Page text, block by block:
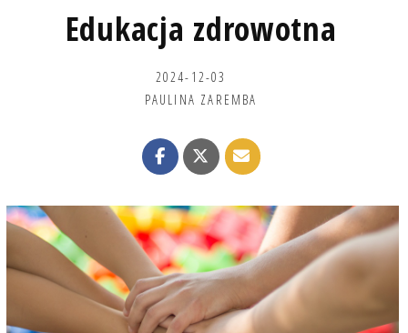
Edukacja zdrowotna
2024-12-03
PAULINA ZAREMBA